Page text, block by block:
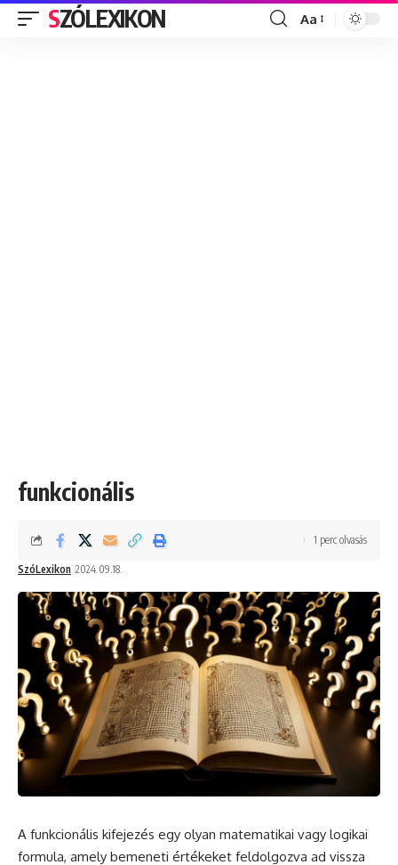
SZÓLEXIKON
Font
Aa
funkcionális
SzóLexikon 2024.09.18.
1 perc olvasás
A funkcionális kifejezés egy olyan matematikai vagy logikai
formula, amely bemeneti értékeket feldolgozva ad vissza